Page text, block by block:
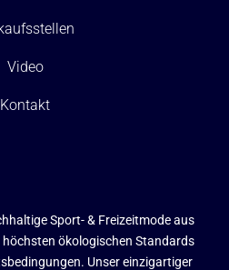
Video
Kontakt
Sport- & Freizeitmode aus
ökologischen Standards
Unser einzigartiger